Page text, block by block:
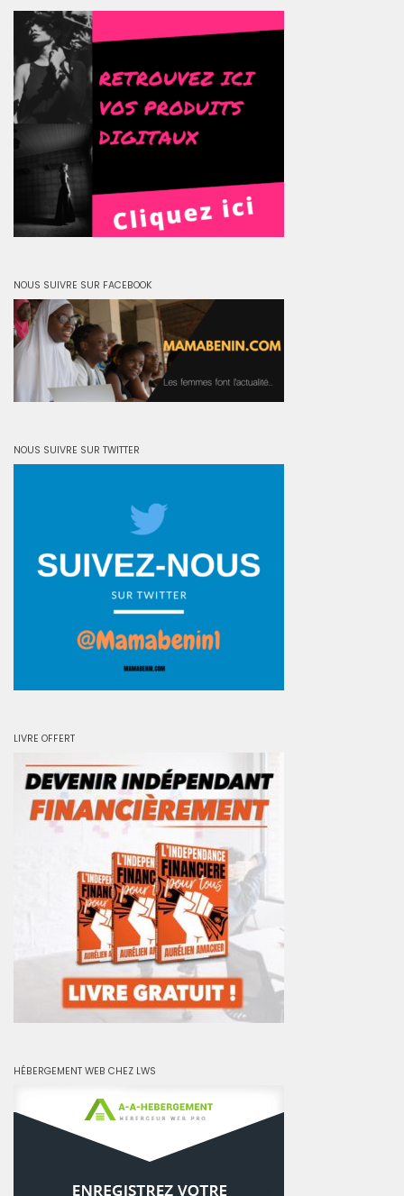
NOUS SUIVRE SUR FACEBOOK
NOUS SUIVRE SUR TWITTER
LIVRE OFFERT
HÉBERGEMENT WEB CHEZ LWS